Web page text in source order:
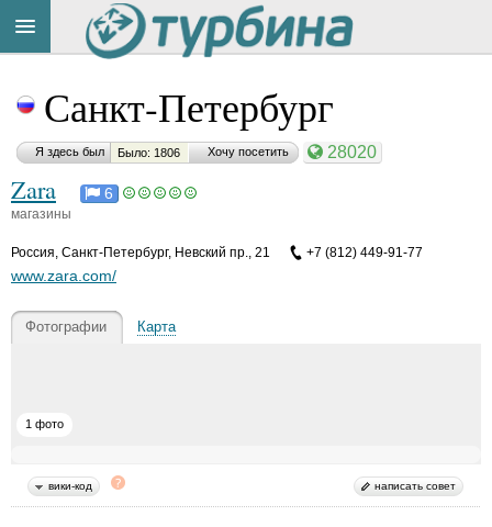
Санкт-Петербург
Я здесь был Было: 1806 Хочу посетить 28020
Zara 6
магазины
Россия, Санкт-Петербург, Невский пр., 21 +7 (812) 449-91-77
www.zara.com/
Фотографии Карта
1 фото
вики-код написать совет
на
сайте: